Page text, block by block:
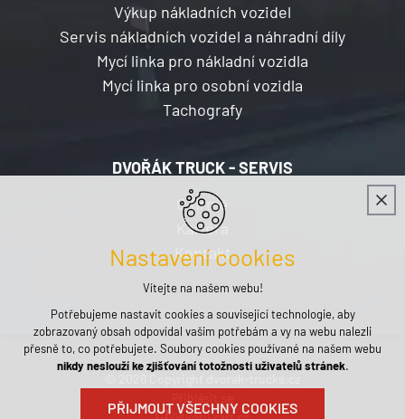
Výkup nákladních vozidel
Servis nákladních vozidel a náhradní díly
Mycí linka pro nákladní vozidla
Mycí linka pro osobní vozidla
Tachografy
DVOŘÁK TRUCK - SERVIS
O firmě
Kariéra
Kontakt
Přihlásit se
Nastavení cookies
Vítejte na našem webu!
Potřebujeme nastavit cookies a související technologie, aby
zobrazovaný obsah odpovídal vašim potřebám a vy na webu nalezli
přesně to, co potřebujete. Soubory cookies používané na našem webu
nikdy neslouží ke zjišťování totožnosti uživatelů stránek.
PŘIJMOUT VŠECHNY COOKIES